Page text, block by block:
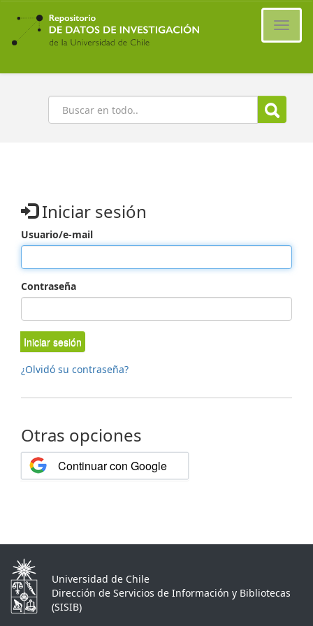
Ir
contenido
principal
Buscar
Iniciar sesión
Usuario/e-mail
Contraseña
Iniciar sesión
¿Olvidó su contraseña?
Otras opciones
Continuar con Google
Universidad de Chile
Dirección de Servicios de Información y Bibliotecas
(SISIB)